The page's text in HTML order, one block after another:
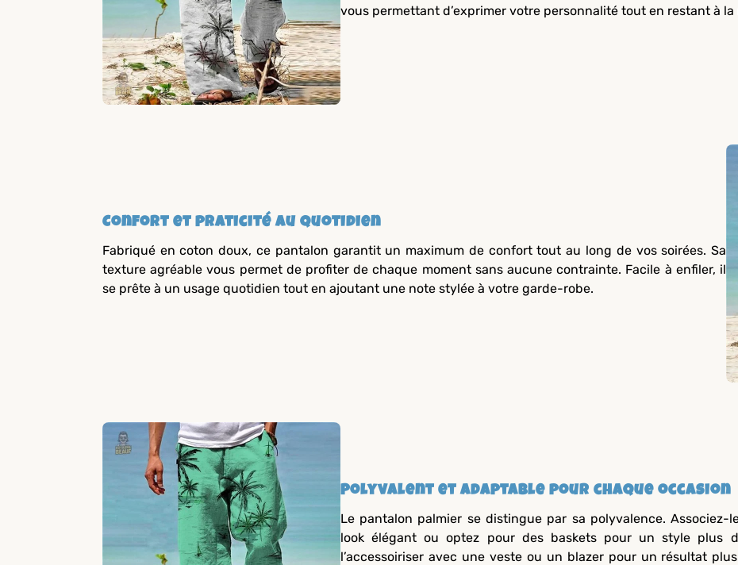
vous permettant d’exprimer votre personnalité tout en restant à la
Confort et praticité au quotidien
Fabriqué en coton doux, ce pantalon garantit un maximum de confort tout au long de vos soirées. Sa
texture agréable vous permet de profiter de chaque moment sans aucune contrainte. Facile à enfiler, il
se prête à un usage quotidien tout en ajoutant une note stylée à votre garde-robe.
Polyvalent et adaptable pour chaque occasion
Le pantalon palmier se distingue par sa polyvalence. Associez-
look élégant ou optez pour des baskets pour un style plus
l’accessoiriser avec une veste ou un blazer pour un résultat